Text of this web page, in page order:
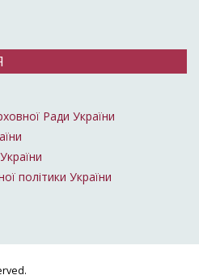
Ради України
політики України